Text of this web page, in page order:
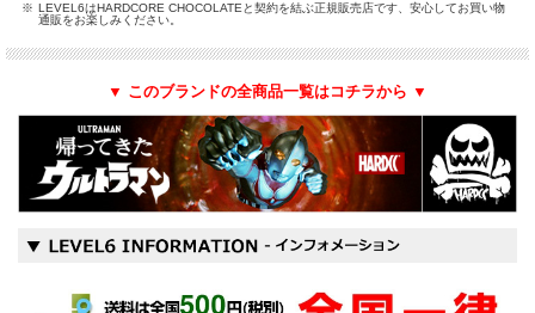
※ LEVEL6はHARDCORE CHOCOLATEと契約を結ぶ正規販売店です、安心してお買い物
通販をお楽しみください。
▼ このブランドの全商品一覧はコチラから ▼